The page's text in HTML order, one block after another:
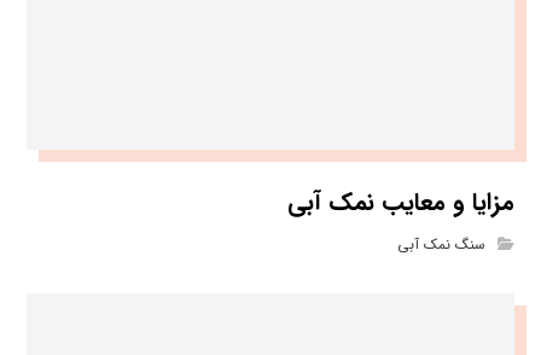
مزایا و معایب نمک آبی
سنگ نمک آبی